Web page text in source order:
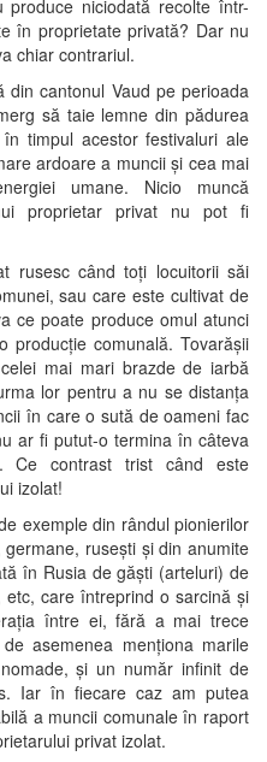
niciodată recolte într-
în proprietate privată? Dar nu
chiar contrariul.
cantonul Vaud pe perioada
să taie lemne din pădurea
timpul acestor festivaluri ale
ardoare a muncii și cea mai
umane. Nicio muncă
proprietar privat nu pot fi
rusesc când toți locuitorii săi
sau care este cultivat de
ce poate produce omul atunci
producție comunală. Tovarășii
mai mari brazde de iarbă
lor pentru a nu se distanța
în care o sută de oameni fac
ar fi putut-o termina în câteva
Ce contrast trist când este
izolat!
exemple din rândul pionierilor
rusești și din anumite
în Rusia de găști (arteluri) de
care întreprind o sarcină și
între ei, fără a mai trece
asemenea menționa marile
și un număr infinit de
Iar în fiecare caz am putea
a muncii comunale în raport
privat izolat.